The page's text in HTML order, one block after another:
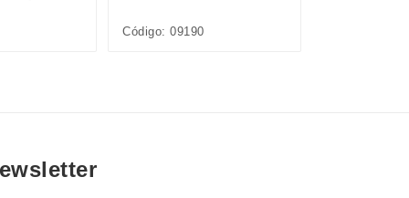
Código: 09190